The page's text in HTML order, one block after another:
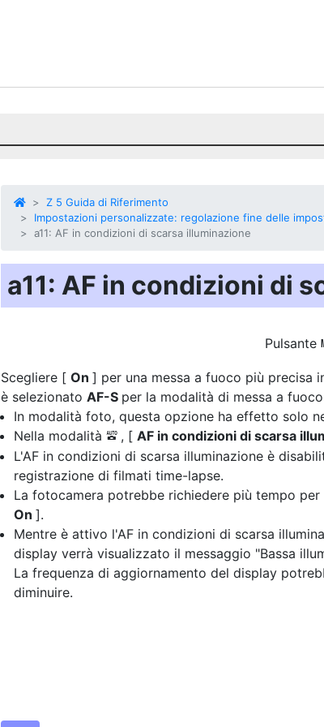
Z 5 Guida di Riferimento
Impostazioni personalizzate: regolazione fine delle
a11: AF in condizioni di scarsa illuminazione
a11: AF in condizioni di
Pulsante
Scegliere [ On ] per una messa a fuoco più precisa
è selezionato AF-S per la modalità di messa a
In modalità foto, questa opzione ha effetto solo
Nella modalità b , [ AF in condizioni di scarsa
L'AF in condizioni di scarsa illuminazione è
registrazione di filmati time-lapse.
La fotocamera potrebbe richiedere più tempo
On ].
Mentre è attivo l'AF in condizioni di scarsa
display verrà visualizzato il messaggio "Bassa
La frequenza di aggiornamento del display
diminuire.